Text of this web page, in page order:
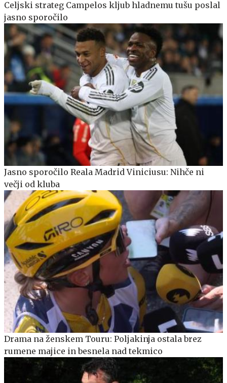
Celjski strateg Campelos kljub hladnemu tušu poslal
jasno sporočilo
Jasno sporočilo Reala Madrid Viniciusu: Nihče ni
večji od kluba
Drama na ženskem Touru: Poljakinja ostala brez
rumene majice in besnela nad tekmico